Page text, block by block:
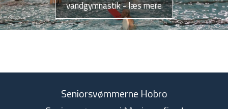
vandgymnastik - læs mere
Seniorsvømmerne Hobro